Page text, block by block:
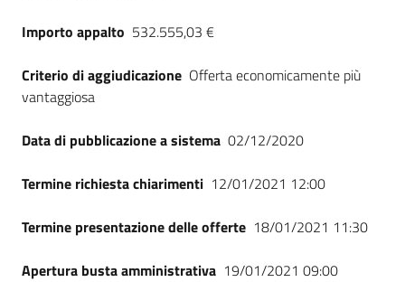
Importo appalto 532.555,03 €
Criterio di aggiudicazione Offerta economicamente più
vantaggiosa
Data di pubblicazione a sistema 02/12/2020
Termine richiesta chiarimenti 12/01/2021 12:00
Termine presentazione delle offerte 18/01/2021 11:30
Apertura busta amministrativa 19/01/2021 09:00